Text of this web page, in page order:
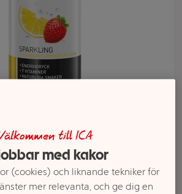
butik och handla
kan variera mellan butikerna
till ICA
med kakor
(cookies) och liknande tekniker för
mer relevanta, och ge dig en